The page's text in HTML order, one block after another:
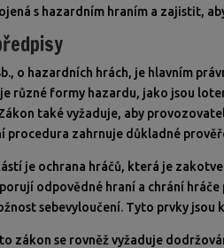
s hazardním hraním a zajistit,
o hazardních hrách, je hlavním
různé formy hazardu, jako jsou
také vyžaduje, aby
procedura zahrnuje důkladné
je ochrana hráčů, která je
odpovědné hraní a chrání
sebevyloučení. Tyto prvky
zákon se rovněž vyžaduje